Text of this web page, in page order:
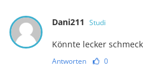
Dani211 Studi
Könnte lecker
Antworten 0